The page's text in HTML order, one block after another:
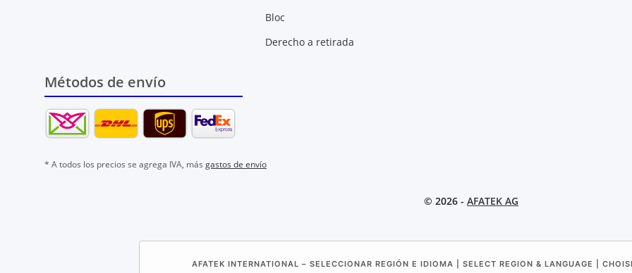
Bloc
Derecho a retirada
Métodos de envío
* A todos los precios se agrega IVA, más gastos de envío
© 2026 - AFATEK AG
AFATEK INTERNATIONAL – SELECCIONAR REGIÓN E IDIOMA | SELECT REGION & LANGUAGE |